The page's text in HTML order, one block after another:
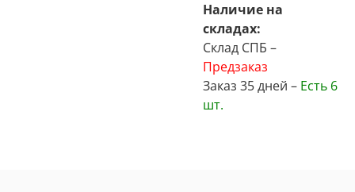
Наличие на
складах:
Склад СПБ –
Предзаказ
Заказ 35 дней – Есть 6
шт.